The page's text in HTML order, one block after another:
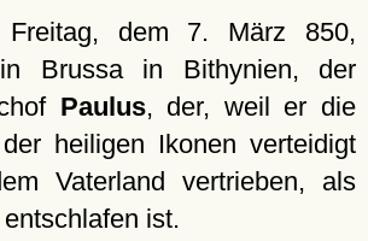
dem 7. März 850,
Brussa in Bithynien, der
Paulus, der, weil er die
heiligen Ikonen verteidigt
Vaterland vertrieben, als
ist.